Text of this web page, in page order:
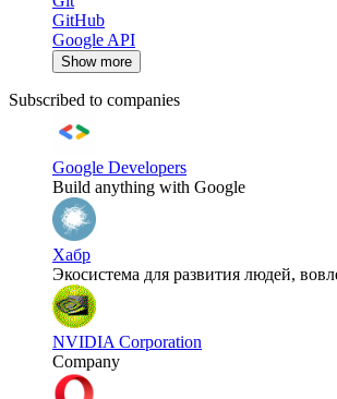
GitHub
Google API
Show more
Subscribed to companies
Google Developers
Build anything with Google
Хабр
Экосистема для развития людей,
NVIDIA Corporation
Company